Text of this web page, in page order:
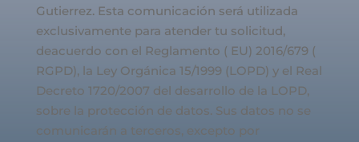
Gutierrez. Esta comunicación será utilizada
exclusivamente para atender tu solicitud,
deacuerdo con el Reglamento ( EU) 2016/679 (
RGPD), la Ley Orgánica 15/1999 (LOPD) y el Real
Decreto 1720/2007 del desarrollo de la LOPD,
sobre la protección de datos. Sus datos no se
comunicarán a terceros, excepto por